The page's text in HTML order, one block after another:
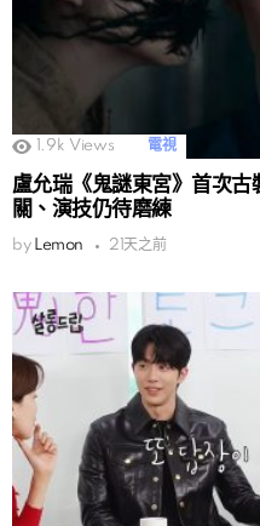
1.9k Views 電視
盧允瑞《鬼謎東宮》首次
關、演技仍待磨練
by Lemon 21天之前